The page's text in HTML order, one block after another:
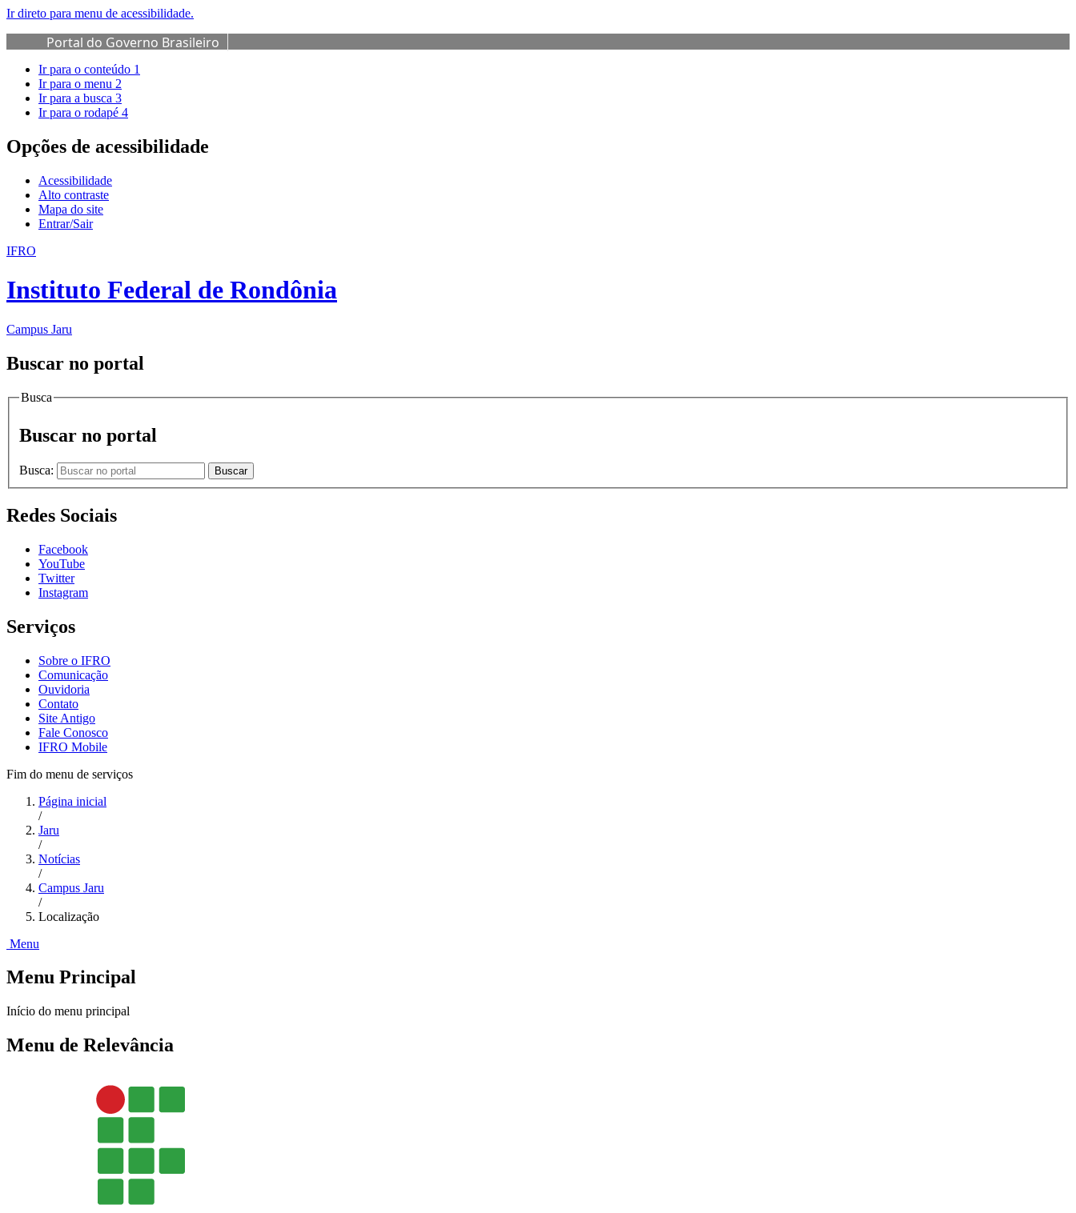
Ir direto para menu de acessibilidade.
Portal do Governo Brasileiro
Ir para o conteúdo 1
Ir para o menu 2
Ir para a busca 3
Ir para o rodapé 4
Opções de acessibilidade
Acessibilidade
Alto contraste
Mapa do site
Entrar/Sair
IFRO
Instituto Federal de Rondônia
Campus Jaru
Buscar no portal
Busca
Buscar no portal
Busca: Buscar
Redes Sociais
Facebook
YouTube
Twitter
Instagram
Serviços
Sobre o IFRO
Comunicação
Ouvidoria
Contato
Site Antigo
Fale Conosco
IFRO Mobile
Fim do menu de serviços
Página inicial
/
Jaru
/
Notícias
/
Campus Jaru
/
Localização
Menu
Menu Principal
Início do menu principal
Menu de Relevância